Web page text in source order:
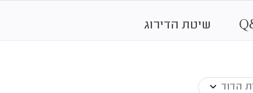
Q שיטת הדירוג
הדוד